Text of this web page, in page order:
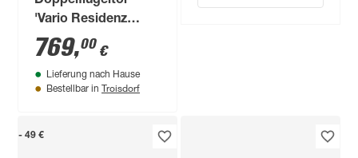
'Vario Residenz
klassik Rimini'
anthrazitgrau 202 x
110 cm
769,00 €
Lieferung nach Hause
Bestellbar in Troisdorf
- 49 €